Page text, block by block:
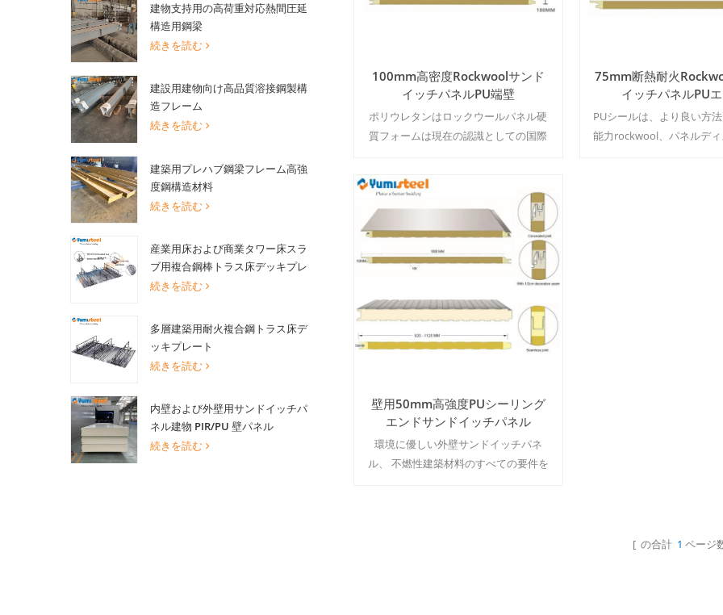
建物支持用の高荷重対応熱間圧延
構造用鋼梁
続きを読む
建設用建物向け高品質溶接鋼製構
造フレーム
続きを読む
建築用プレハブ鋼梁フレーム高強
度鋼構造材料
続きを読む
産業用床および商業タワー床スラ
ブ用複合鋼棒トラス床デッキプレ
ート
続きを読む
多層建築用耐火複合鋼トラス床デ
ッキプレート
続きを読む
内壁および外壁用サンドイッチパ
ネル建物 PIR/PU 壁パネル
続きを読む
100mm高密度Rockwoolサンド
イッチパネルPU端壁
ポリウレタンはロックウールパネル硬
質フォームは現在の認識としての国際
75mm断熱耐火
イッチパネルPU
PUシールは、より良い方
能力rockwool、パネルデ
壁用50mm高強度PUシーリング
エンドサンドイッチパネル
環境に優しい外壁サンドイッチパネ
ル、 不燃性建築材料のすべての要件を
[ の合計 1 ページ